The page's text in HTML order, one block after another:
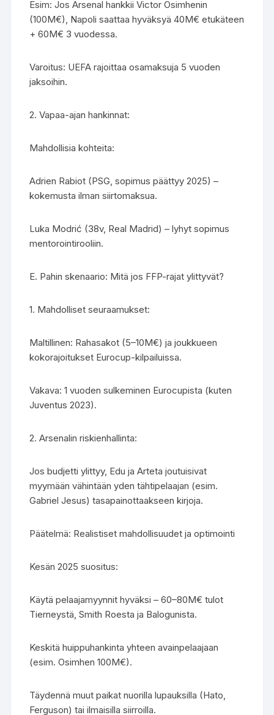
Esim: Jos Arsenal hankkii Victor Osimhenin
(100M€), Napoli saattaa hyväksyä 40M€ etukäteen
+ 60M€ 3 vuodessa.
Varoitus: UEFA rajoittaa osamaksuja 5 vuoden
jaksoihin.
2. Vapaa-ajan hankinnat:
Mahdollisia kohteita:
Adrien Rabiot (PSG, sopimus päättyy 2025) –
kokemusta ilman siirtomaksua.
Luka Modrić (38v, Real Madrid) – lyhyt sopimus
mentorointirooliin.
E. Pahin skenaario: Mitä jos FFP-rajat ylittyvät?
1. Mahdolliset seuraamukset:
Maltillinen: Rahasakot (5–10M€) ja joukkueen
kokorajoitukset Eurocup-kilpailuissa.
Vakava: 1 vuoden sulkeminen Eurocupista (kuten
Juventus 2023).
2. Arsenalin riskienhallinta:
Jos budjetti ylittyy, Edu ja Arteta joutuisivat
myymään vähintään yden tähtipelaajan (esim.
Gabriel Jesus) tasapainottaakseen kirjoja.
Päätelmä: Realistiset mahdollisuudet ja optimointi
Kesän 2025 suositus:
Käytä pelaajamyynnit hyväksi – 60–80M€ tulot
Tierneystä, Smith Roesta ja Balogunista.
Keskitä huippuhankinta yhteen avainpelaajaan
(esim. Osimhen 100M€).
Täydennä muut paikat nuorilla lupauksilla (Hato,
Ferguson) tai ilmaisilla siirroilla.